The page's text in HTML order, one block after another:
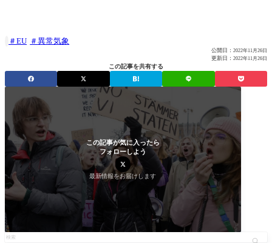
EU 異常気象
公開日： 2022年11月26日
更新日： 2022年11月26日
この記事を共有する
この記事が気に入ったら
フォローしよう
最新情報をお届けします